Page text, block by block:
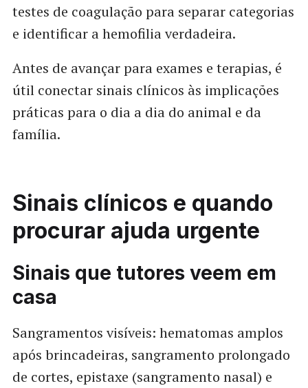
testes de coagulação para separar categorias
e identificar a hemofilia verdadeira.
Antes de avançar para exames e terapias, é
útil conectar sinais clínicos às implicações
práticas para o dia a dia do animal e da
família.
Sinais clínicos e quando
procurar ajuda urgente
Sinais que tutores veem em
casa
Sangramentos visíveis: hematomas amplos
após brincadeiras, sangramento prolongado
de cortes, epistaxe (sangramento nasal) e